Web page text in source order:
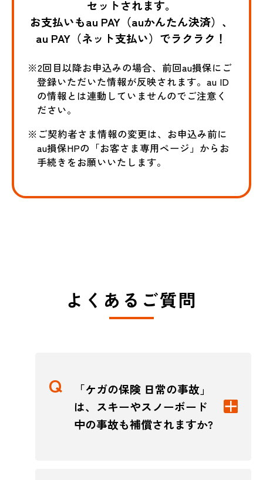
セットされます。
お支払いもau PAY（auかんたん決済）、
au PAY（ネット支払い）でラクラク！
※2回目以降お申込みの場合、前回au損保にご
登録いただいた情報が反映されます。au ID
の情報とは連動していませんのでご注意く
ださい。
※ご契約者さま情報の変更は、お申込み前に
au損保HPの「お客さま専用ページ」からお
手続きをお願いいたします。
よくあるご質問
「ケガの保険 日常の事故」
は、スキーやスノーボード
中の事故も補償されますか?